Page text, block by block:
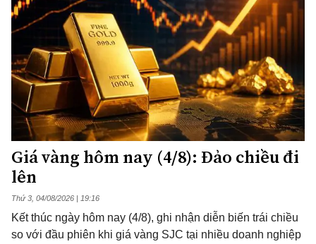
Giá vàng hôm nay (4/8): Đảo chiều đi
lên
Thứ 3, 04/08/2026 | 19:16
Kết thúc ngày hôm nay (4/8), ghi nhận diễn biến trái chiều
so với đầu phiên khi giá vàng SJC tại nhiều doanh nghiệp